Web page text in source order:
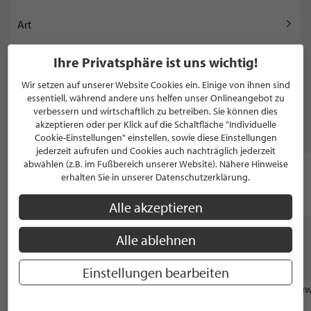
Art
Couch
MARKEN
Notes
WEITERE STILPUNKTE GANZ IN DER NÄHE
VON "LIVING ART"
Ihre Privatsphäre ist uns wichtig!
Wir setzen auf unserer Website Cookies ein. Einige von ihnen sind
essentiell, während andere uns helfen unser Onlineangebot zu
verbessern und wirtschaftlich zu betreiben. Sie können dies
akzeptieren oder per Klick auf die Schaltfläche "Individuelle
Cookie-Einstellungen" einstellen, sowie diese Einstellungen
jederzeit aufrufen und Cookies auch nachträglich jederzeit
abwählen (z.B. im Fußbereich unserer Website). Nähere Hinweise
erhalten Sie in unserer Datenschutzerklärung.
Alle akzeptieren
Alle ablehnen
Einstellungen bearbeiten